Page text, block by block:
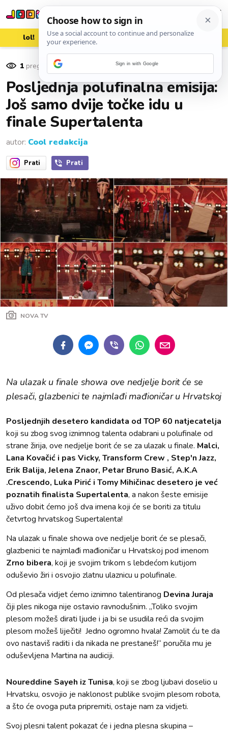
lol! aww vrh! woot?!
1 pregleda
Posljednja polufinalna emisija:
Još samo dvije točke idu u
finale Supertalenta
autor: Cool redakcija
Prati Prati
NOVA TV
Na ulazak u finale showa ove nedjelje borit će se
plesači, glazbenici te najmlađi mađioničar u Hrvatskoj
Posljednjih desetero kandidata od TOP 60 natjecatelja
koji su zbog svog iznimnog talenta odabrani u polufinale od
strane žirija, ove nedjelje borit će se za ulazak u finale. Malci,
Lana Kovačić i pas Vicky, Transform Crew , Step'n Jazz,
Erik Balija, Jelena Znaor, Petar Bruno Basić, A.K.A
.Crescendo, Luka Pirić i Tomy Mihičinac desetero je već
poznatih finalista Supertalenta, a nakon šeste emisije
uživo dobit ćemo još dva imena koji će se boriti za titulu
četvrtog hrvatskog Supertalenta!
Na ulazak u finale showa ove nedjelje borit će se plesači,
glazbenici te najmlađi mađioničar u Hrvatskoj pod imenom
Zrno bibera, koji je svojim trikom s lebdećom kutijom
oduševio žiri i osvojio zlatnu ulaznicu u polufinale.
Od plesača vidjet ćemo iznimno talentiranog Devina Juraja
čiji ples nikoga nije ostavio ravnodušnim. „Toliko svojim
plesom možeš dirati ljude i ja bi se usudila reći da svojim
plesom možeš liječiti! Jedno ogromno hvala! Zamolit ću te da
ovo nastaviš raditi i da nikada ne prestaneš!“ poručila mu je
oduševljena Martina na audiciji.
Noureddine Sayeh iz Tunisa, koji se zbog ljubavi doselio u
Hrvatsku, osvojio je naklonost publike svojim plesom robota,
a što će ovoga puta pripremiti, ostaje nam za vidjeti.
Svoj plesni talent pokazat će i jedna plesna skupina –
Sign in with Google